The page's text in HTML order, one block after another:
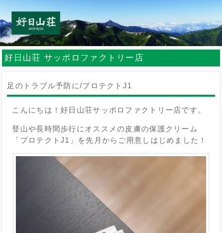
好日山荘 サッポロファクトリー店
足のトラブル予防に/プロテクトJ1
こんにちは！好日山荘サッポロファクトリー店です。
登山や長時間歩行にオススメの皮膚の保護クリーム
「プロテクトJ1」を先月からご用意しはじめました！